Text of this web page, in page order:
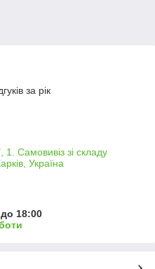
за рік
1. Самовивіз зі складу
Україна
18:00